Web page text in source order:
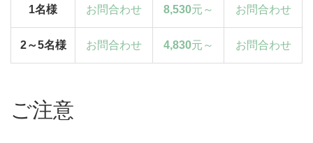
1名様 お問合わせ 8,530元～ お問合わせ
2～5名様 お問合わせ 4,830元～ お問合わせ
ご注意